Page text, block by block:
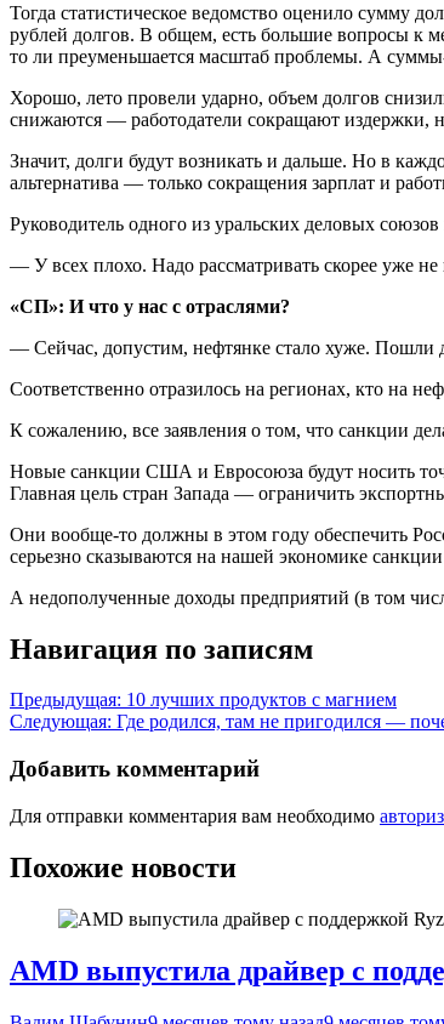
Тогда статистическое ведомство оценило сумму
рублей долгов. В общем, есть большие вопросы к
то ли преуменьшается масштаб проблемы. А
Хорошо, лето провели ударно, объем долгов
снижаются — работодатели сокращают издержки,
Значит, долги будут возникать и дальше. Но в
альтернатива — только сокращения зарплат и
Руководитель одного из уральских деловых
— У всех плохо. Надо рассматривать скорее уже не
«СП»: И что у нас с отраслями?
— Сейчас, допустим, нефтянке стало хуже. Пошли
Соответственно отразилось на регионах, кто на
К сожалению, все заявления о том, что санкции
Новые санкции США и Евросоюза будут носить
Главная цель стран Запада — ограничить
Они вообще-то должны в этом году обеспечить
серьезно сказываются на нашей экономике
А недополученные доходы предприятий (в том
Навигация по записям
Предыдущая: 10 лучших продуктов с магнием
Следующая: Где родился, там не пригодился —
Добавить комментарий
Для отправки комментария вам необходимо
Похожие новости
AMD выпустила драйвер с